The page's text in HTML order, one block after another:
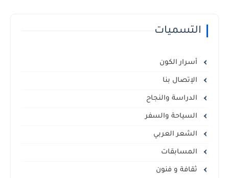
التسميات
أسرار الكون
الإتصال بنا
الدراسة والنجاح
السياحة والسفر
الشعر العربي
المسابقات
ثقافة و فنون